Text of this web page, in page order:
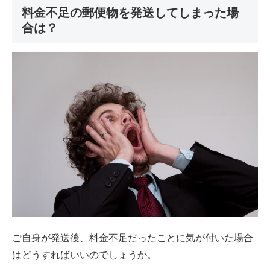
料金不足の郵便物を発送してしまった場
合は？
ご自身が発送後、料金不足だったことに気が付いた場合
はどうすればいいのでしょうか。